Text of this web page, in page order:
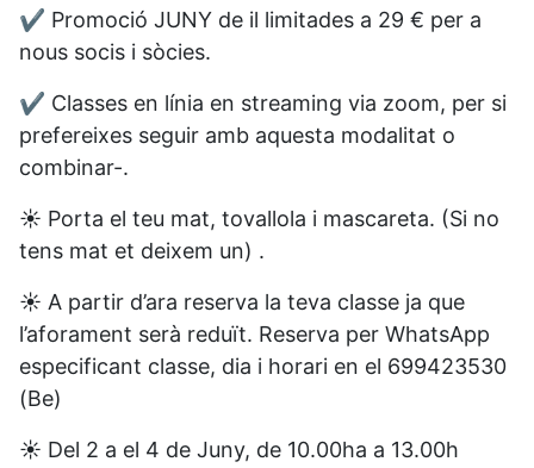
✔️ Promoció JUNY de il limitades a 29 € per a
nous socis i sòcies.
✔️ Classes en línia en streaming via zoom, per si
prefereixes seguir amb aquesta modalitat o
combinar-.
☀️ Porta el teu mat, tovallola i mascareta. (Si no
tens mat et deixem un) .
☀️ A partir d’ara reserva la teva classe ja que
l’aforament serà reduït. Reserva per WhatsApp
especificant classe, dia i horari en el 699423530
(Be)
☀️ Del 2 a el 4 de Juny, de 10.00ha a 13.00h